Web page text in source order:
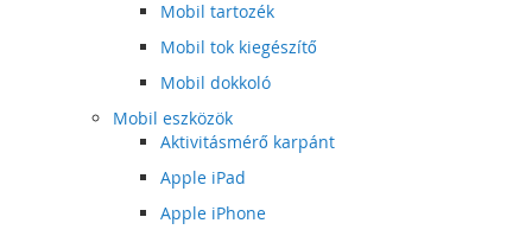
Mobil tartozék
Mobil tok kiegészítő
Mobil dokkoló
Mobil eszközök
Aktivitásmérő karpánt
Apple iPad
Apple iPhone